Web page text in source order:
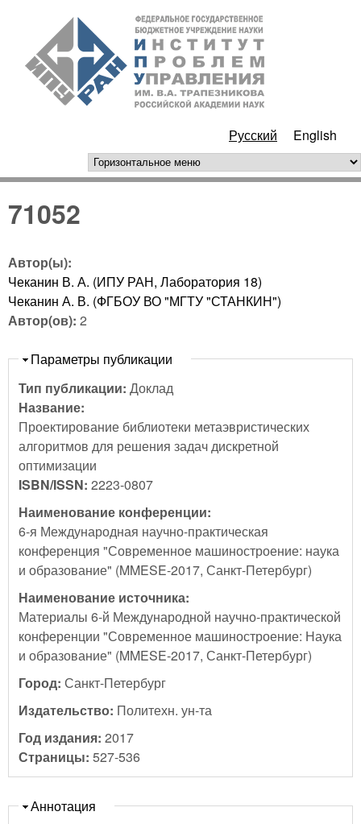
Перейти к основному
содержанию
РАН
Русский English
горизонтальное меню
71052
Автор(ы):
Чеканин В. А. (ИПУ РАН, Лаборатория 18)
Чеканин А. В. (ФГБОУ ВО "МГТУ "СТАНКИН")
Автор(ов): 2
Скрыть
Параметры публикации
Тип публикации: Доклад
Название:
Проектирование библиотеки метаэвристических
алгоритмов для решения задач дискретной
оптимизации
ISBN/ISSN: 2223-0807
Наименование конференции:
6-я Международная научно-практическая
конференция "Современное машиностроение: наука
и образование" (MMESE-2017, Санкт-Петербург)
Наименование источника:
Материалы 6-й Международной научно-практической
конференции "Современное машиностроение: Наука
и образование" (MMESE-2017, Санкт-Петербург)
Город: Санкт-Петербург
Издательство: Политехн. ун-та
Год издания: 2017
Страницы: 527-536
Скрыть
Аннотация